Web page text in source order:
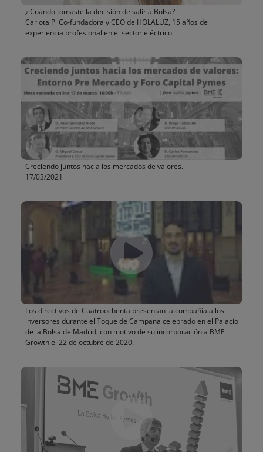
¿ Cuándo tomaste la decisión de salir a Bolsa?
Carlota Pi Co-fundadora y CEO de HOLALUZ, 15 años de
experiencia profesional en el sector eléctrico.
Creciendo juntos hacia los mercados de valores.
17/03/2021
Los directivos de Cuatroochenta presentan la compañía a los
inversores durante el Toque de Campana celebrado en el Palacio
de la Bolsa de Madrid, con motivo de su incorporación a BME
Growth el 22 de octubre de 2020.